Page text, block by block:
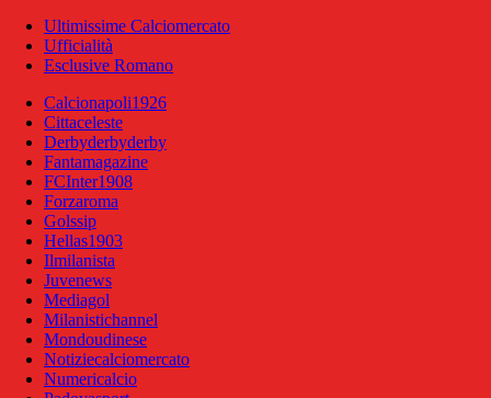
Ultimissime Calciomercato
Ufficialità
Esclusive Romano
Calcionapoli1926
Cittaceleste
Derbyderbyderby
Fantamagazine
FCInter1908
Forzaroma
Golssip
Hellas1903
Ilmilanista
Juvenews
Mediagol
Milanistichannel
Mondoudinese
Notiziecalciomercato
Numericalcio